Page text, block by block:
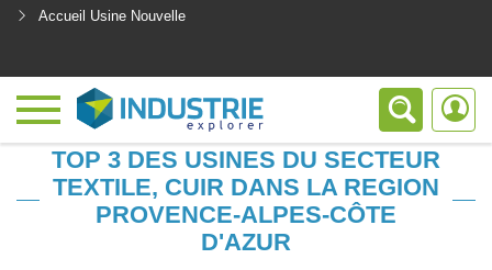
Accueil Usine Nouvelle
TOP 3 DES USINES DU SECTEUR
TEXTILE, CUIR DANS LA REGION
PROVENCE-ALPES-CÔTE
D'AZUR